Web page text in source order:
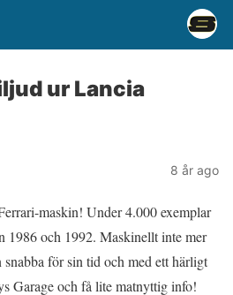
ur Lancia
8 år ago
maskin! Under 4.000 exemplar
1986 och 1992. Maskinellt inte mer
snabba för sin tid och med ett härligt
Garage och få lite matnyttig info!